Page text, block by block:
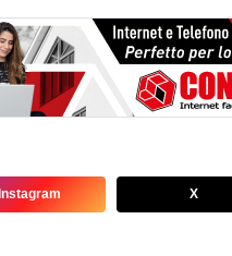
Instagram X